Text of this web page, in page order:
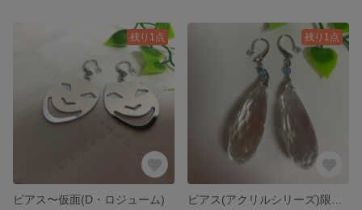
残り1点
ピアス〜仮面(D・ロジューム)
残り1点